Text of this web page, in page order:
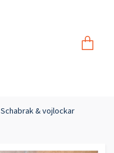
Schabrak & vojlockar